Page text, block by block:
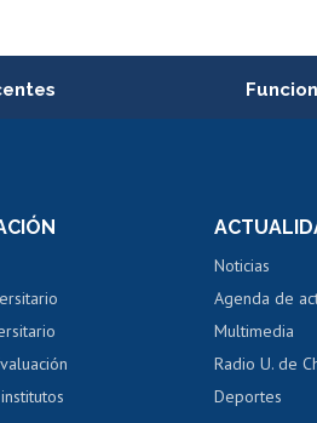
docente
académica
al AUCAI
Portal
Noticias
Agenda de
Multimedia
Radio U. de
Deportes